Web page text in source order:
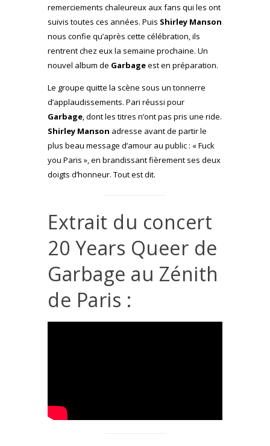
remerciements chaleureux aux fans qui les ont
suivis toutes ces années. Puis Shirley Manson
nous confie qu’après cette célébration, ils
rentrent chez eux la semaine prochaine. Un
nouvel album de Garbageest en préparation.
Le groupe quitte la scène sous un tonnerre
d’applaudissements. Pari réussi pour
Garbage, dont les titres n’ont pas pris une ride.
Shirley Manson adresse avant de partir le
plus beau message d’amour au public : « Fuck
you Paris », en brandissant fièrement ses deux
doigts d’honneur. Tout est dit.
Extrait du concert
20 Years Queer de
Garbage au Zénith
de Paris :